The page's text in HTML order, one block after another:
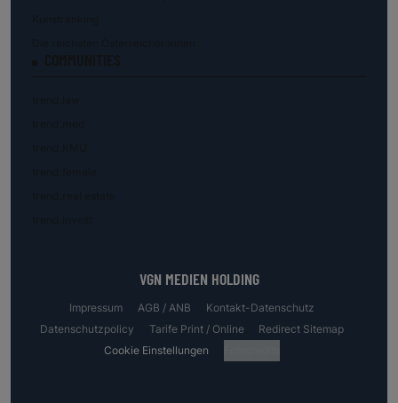
VGN MEDIEN HOLDING
Impressum AGB / ANB
Kontakt-Datenschutz
Datenschutzpolicy
Tarife Print / Online
Redirect Sitemap
Cookie Einstellungen